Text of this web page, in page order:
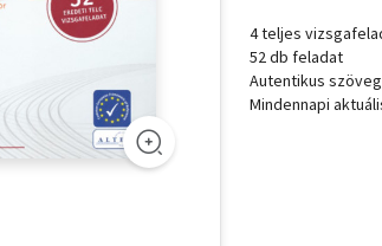
4 teljes
52 db feladat
Autentikus
Mindennapi